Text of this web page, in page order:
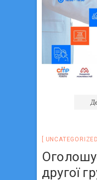
UNCATEGORIZED
другої